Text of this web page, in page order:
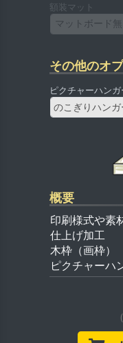
額装マット
マットボード無
その他のオ
ピクチャーハンガ
のこぎりハンガ
概要
印刷様式や素
仕上げ加工
木枠（画枠）
ピクチャーハ